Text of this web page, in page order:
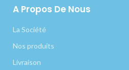
A Propos De Nous
La Société
Nos produits
Livraison